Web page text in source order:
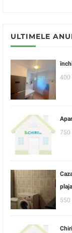
ULTIMELE
400
750
550